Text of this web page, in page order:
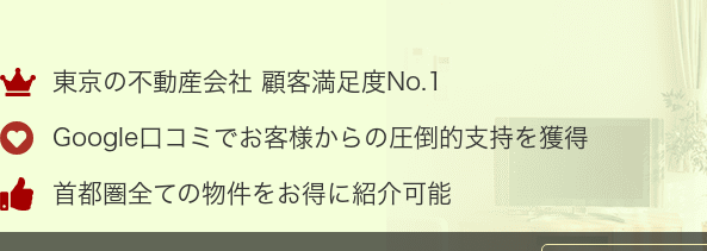
東京の不動産会社 顧客満足度No.1
Google口コミでお客様からの圧倒的支持を獲得
首都圏全ての物件をお得に紹介可能